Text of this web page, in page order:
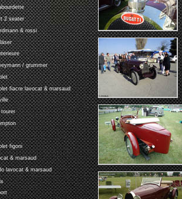
2 seater
& rossi
/ grummer
fiacre lavocat & marsaud
figoni
& marsaud
lavocat & marsaud